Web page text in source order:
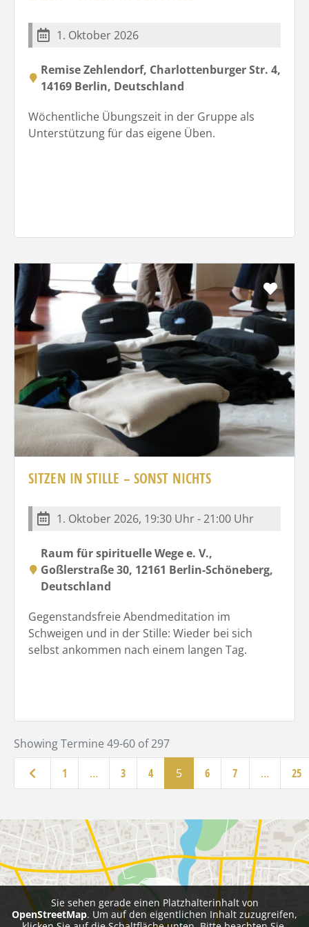
1. Oktober 2026
Remise Zehlendorf, Charlottenburger Str. 4,
14169 Berlin, Deutschland
Wöchentliche Übungszeit in der Gruppe als
Unterstützung für das eigene Üben.
SITZEN IN STILLE – SONST NICHTS
1. Oktober 2026, 19:30 Uhr - 21:00 Uhr
Raum für spirituelle Wege e. V.,
Goßlerstraße 30, 12161 Berlin-Schöneberg,
Deutschland
Gegenstandsfreie Abendmeditation im
Schweigen und in der Stille: Wieder bei sich
selbst ankommen nach einem langen Tag.
Showing Termine 49-60 of 297
Neuere Beiträge
1 … 3 4 5 6 7 … 25
Sie sehen gerade einen Platzhalterinhalt von
OpenStreetMap. Um auf den eigentlichen Inhalt zuzugreifen,